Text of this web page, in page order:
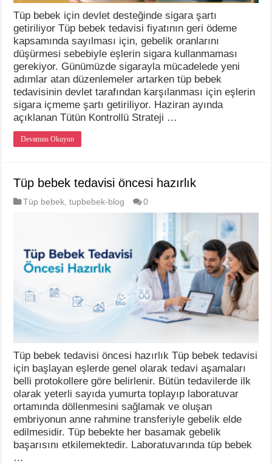
Tüp bebek için devlet desteğinde sigara şartı
getiriliyor Tüp bebek tedavisi fiyatının geri ödeme
kapsamında sayılması için, gebelik oranlarını
düşürmesi sebebiyle eşlerin sigara kullanmaması
gerekiyor. Günümüzde sigarayla mücadelede yeni
adımlar atan düzenlemeler artarken tüp bebek
tedavisinin devlet tarafından karşılanması için eşlerin
sigara içmeme şartı getiriliyor. Haziran ayında
açıklanan Tütün Kontrollü Strateji …
Devamını Okuyun
Tüp bebek tedavisi öncesi hazırlık
Tüp bebek ,tupbebek-blog 0
Tüp bebek tedavisi öncesi hazırlık Tüp bebek tedavisi
için başlayan eşlerde genel olarak tedavi aşamaları
belli protokollere göre belirlenir. Bütün tedavilerde ilk
olarak yeterli sayıda yumurta toplayıp laboratuvar
ortamında döllenmesini sağlamak ve oluşan
embriyonun anne rahmine transferiyle gebelik elde
edilmesidir. Tüp bebekte her basamak gebelik
başarısını etkilemektedir. Laboratuvarında tüp bebek
…